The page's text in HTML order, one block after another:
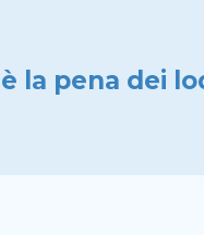
la pena dei